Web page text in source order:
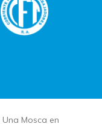
Una Mosca en